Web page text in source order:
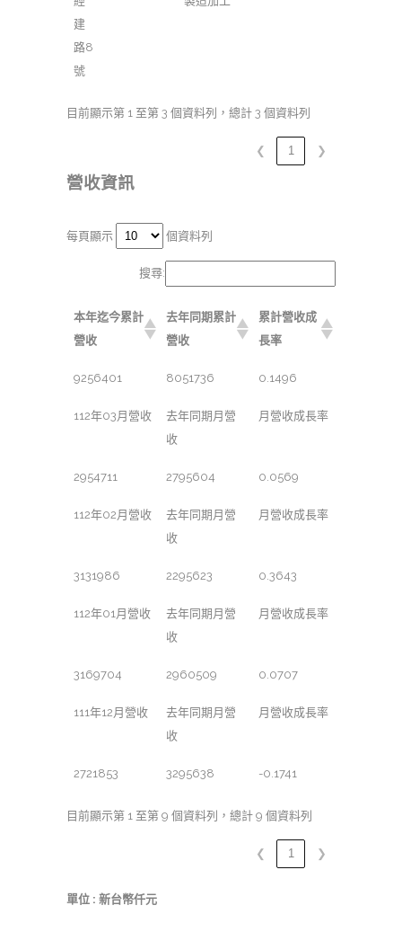
建
路8
號
目前顯示第 1 至第 3 個資料列，總計 3 個資料列
❮ 1 ❯
營收資訊
每頁顯示 個資料列
搜尋:
本年迄今累計
營收
去年同期累計
營收
累計營收成
長率
9256401 8051736 0.1496
112年03月營收
去年同期月營
收
月營收成長率
2954711 2795604 0.0569
112年02月營收
去年同期月營
收
月營收成長率
3131986 2295623 0.3643
112年01月營收
去年同期月營
收
月營收成長率
3169704 2960509 0.0707
111年12月營收
去年同期月營
收
月營收成長率
2721853 3295638 -0.1741
目前顯示第 1 至第 9 個資料列，總計 9 個資料列
❮ 1 ❯
單位 : 新台幣仟元